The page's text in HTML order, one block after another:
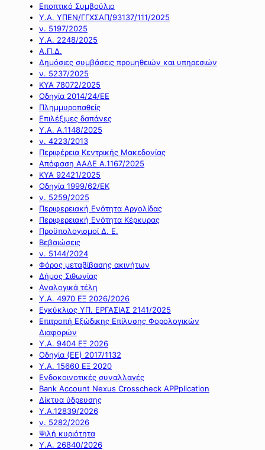
Εποπτικό Συμβούλιο
Υ.Α. ΥΠΕΝ/ΓΓΧΣΑΠ/93137/111/2025
ν. 5197/2025
Υ.Α. 2248/2025
Α.Π.Δ.
Δημόσιες συμβάσεις προμηθειών και υπηρεσιών
ν. 5237/2025
ΚΥΑ 78072/2025
Οδηγία 2014/24/ΕΕ
Πλημμυροπαθείς
Επιλέξιμες δαπάνες
Υ.Α. Α.1148/2025
ν. 4223/2013
Περιφέρεια Κεντρικής Μακεδονίας
Απόφαση ΑΑΔΕ Α.1167/2025
ΚΥΑ 92421/2025
Οδηγία 1999/62/ΕΚ
ν. 5259/2025
Περιφερειακή Ενότητα Αργολίδας
Περιφερειακή Ενότητα Κέρκυρας
Προϋπολογισμοί Δ. Ε.
Βεβαιώσεις
ν. 5144/2024
Φόρος μεταβίβασης ακινήτων
Δήμος Σιθωνίας
Αναλογικά τέλη
Υ.Α. 4970 ΕΞ 2026/2026
Εγκύκλιος ΥΠ. ΕΡΓΑΣΙΑΣ 2141/2025
Επιτροπή Εξώδικης Επίλυσης Φορολογικών
Διαφορών
Υ.Α. 9404 ΕΞ 2026
Οδηγία (ΕΕ) 2017/1132
Υ.Α. 15660 ΕΞ 2020
Ενδοκοινοτικές συναλλαγές
Bank Account Nexus Crosscheck APPplication
Δίκτυα ύδρευσης
Υ.Α.12839/2026
ν. 5282/2026
Ψιλή κυριότητα
Υ.Α. 26840/2026